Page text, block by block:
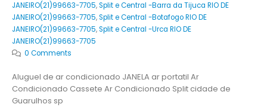
JANEIRO(21)99663-7705,Split e Central -Barra da Tijuca RIO DE
JANEIRO(21)99663-7705,Split e Central -Botafogo RIO DE
JANEIRO(21)99663-7705,Split e Central -Urca RIO DE
JANEIRO(21)99663-7705
0 Comments
Aluguel de ar condicionado JANELA ar portatil Ar
Condicionado Cassete Ar Condicionado Split cidade de
Guarulhos sp